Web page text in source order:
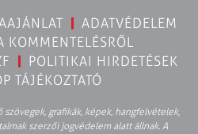
ADATVÉDELEM
KOMMENTELÉSRŐL
POLITIKAI HIRDETÉSEK
TÁJÉKOZTATÓ
grafikák, képek, hangfelvételek,
szerzői jogvédelem alatt állnak. A